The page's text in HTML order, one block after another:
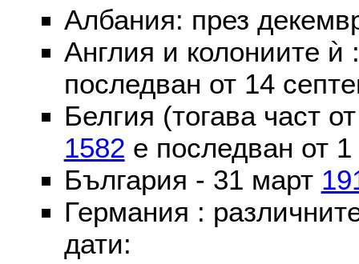
Албания: през
Англия и колониите
последван от 14
Белгия (тогава част
1582 е последван от
България - 31 март
Германия :
дати: